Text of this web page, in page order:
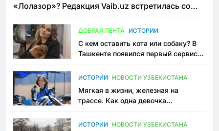
«Лолазор»? Редакция Vaib.uz встретилась со
ДОБРАЯ ЛЕНТА ИСТОРИИ
С кем оставить кота или собаку? В
Ташкенте появился первый сервис
ИСТОРИИ НОВОСТИ УЗБЕКИСТАНА
Мягкая в жизни, железная на
трассе. Как одна девочка
Узбекистане
ИСТОРИИ НОВОСТИ УЗБЕКИСТАНА